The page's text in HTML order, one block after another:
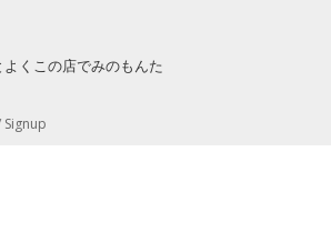
もんた
Signup